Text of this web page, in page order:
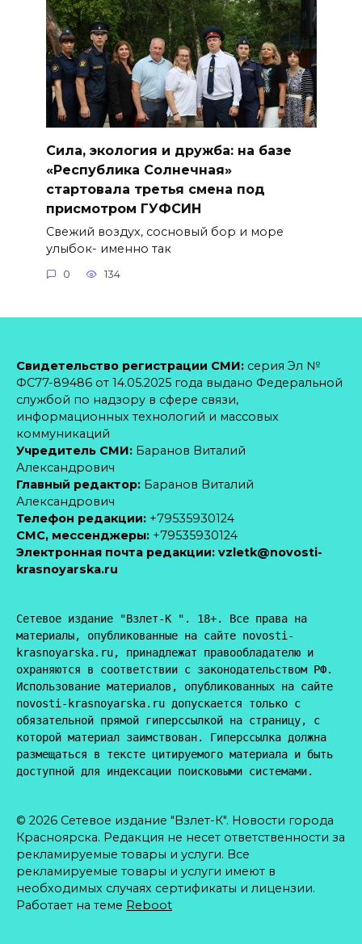
Сила, экология и дружба: на базе
«Республика Солнечная»
стартовала третья смена под
присмотром ГУФСИН
Свежий воздух, сосновый бор и море
улыбок- именно так
0 134
Свидетельство регистрации СМИ: серия Эл №
ФС77-89486 от 14.05.2025 года выдано Федеральной
службой по надзору в сфере связи,
информационных технологий и массовых
коммуникаций
Учредитель СМИ: Баранов Виталий
Александрович
Главный редактор: Баранов Виталий
Александрович
Телефон редакции: +79535930124
CМС, мессенджеры: +79535930124
Электронная почта редакции: vzletk@novosti-
krasnoyarska.ru
Сетевое издание "Взлет-К ". 18+. Все права на
материалы, опубликованные на сайте novosti-
krasnoyarska.ru, принадлежат правообладателю и
охраняются в соответствии с законодательством РФ.
Использование материалов, опубликованных на сайте
novosti-krasnoyarska.ru допускается только с
обязательной прямой гиперссылкой на страницу, с
которой материал заимствован. Гиперссылка должна
размещаться в тексте цитируемого материала и быть
доступной для индексации поисковыми системами.
© 2026 Сетевое издание "Взлет-К". Новости города
Красноярска. Редакция не несет ответственности за
рекламируемые товары и услуги. Все
рекламируемые товары и услуги имеют в
необходимых случаях сертификаты и лицензии.
Работает на теме Reboot